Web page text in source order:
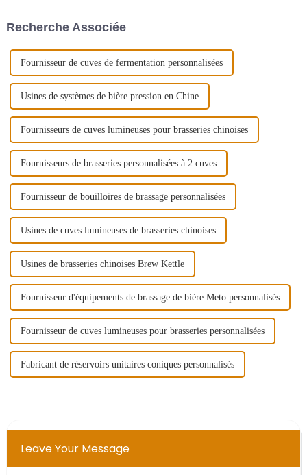
Recherche Associée
Fournisseur de cuves de fermentation personnalisées
Usines de systèmes de bière pression en Chine
Fournisseurs de cuves lumineuses pour brasseries chinoises
Fournisseurs de brasseries personnalisées à 2 cuves
Fournisseur de bouilloires de brassage personnalisées
Usines de cuves lumineuses de brasseries chinoises
Usines de brasseries chinoises Brew Kettle
Fournisseur d'équipements de brassage de bière Meto personnalisés
Fournisseur de cuves lumineuses pour brasseries personnalisées
Fabricant de réservoirs unitaires coniques personnalisés
Leave Your Message